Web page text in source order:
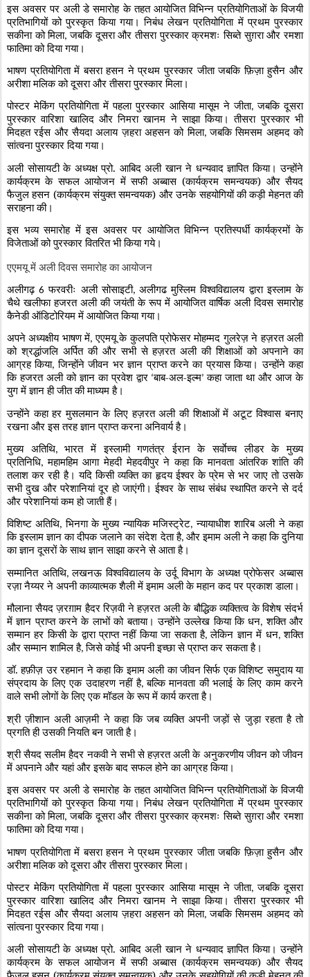
इस अवसर पर अली डे समारोह के तहत आयोजित विभिन्न प्रतियोगिताओं के विजयी
प्रतिभागियों को पुरस्कृत किया गया। निबंध लेखन प्रतियोगिता में प्रथम पुरस्कार
सकीना को मिला,जबकि दूसरा और तीसरा पुरस्कार क्रमशः सिब्ते सुग़रा और रमशा
फातिमा को दिया गया।
भाषण प्रतियोगिता में बसरा हसन ने प्रथम पुरस्कार जीता जबकि फ़िज़ा हुसैन और
अरीशा मलिक को दूसरा और तीसरा पुरस्कार मिला।
पोस्टर मेकिंग प्रतियोगिता में पहला पुरस्कार आसिया मासूम ने जीता,जबकि दूसरा
पुरस्कार वारिशा खालिद और निमरा खानम ने साझा किया। तीसरा पुरस्कार भी
मिदहत रईस और सैयदा अलाय ज़हरा अहसन को मिला,जबकि सिमसम अहमद को
सांत्वना पुरस्कार दिया गया।
अली सोसायटी के अध्यक्ष प्रो. आबिद अली खान ने धन्यवाद ज्ञापित किया। उन्होंने
कार्यक्रम के सफल आयोजन में सफी अब्बास (कार्यक्रम समन्वयक) और सैयद
फैजुल हसन (कार्यक्रम संयुक्त समन्वयक) और उनके सहयोगियों की कड़ी मेहनत की
सराहना की।
इस भव्य समारोह में इस अवसर पर आयोजित विभिन्न प्रतिस्पर्धी कार्यक्रमों के
विजेताओं को पुरस्कार वितरित भी किया गये।
एएमयू में अली दिवस समारोह का आयोजन
अलीगढ़6 फरवरीः अली सोसाइटी,अलीगढ मुस्लिम विश्वविद्यालय द्वारा इस्लाम के
चैथे खलीफा हजरत अली की जयंती के रूप में आयोजित वार्षिक अली दिवस समारोह
कैनेडी ऑडिटोरियम में आयोजित किया गया।
अपने अध्यक्षीय भाषण में,एएमयू के कुलपति प्रोफेसर मोहम्मद गुलरेज़ ने हज़रत अली
को श्रद्धांजलि अर्पित की और सभी से हज़रत अली की शिक्षाओं को अपनाने का
आग्रह किया,जिन्होंने जीवन भर ज्ञान प्राप्त करने का प्रयास किया। उन्होंने कहा
कि हजरत अली को ज्ञान का प्रवेश द्वार ‘बाब-अल-इल्म’कहा जाता था और आज के
युग में ज्ञान ही जीत की माध्यम है।
उन्होंने कहा हर मुसलमान के लिए हज़रत अली की शिक्षाओं में अटूट विश्वास बनाए
रखना और इस तरह ज्ञान प्राप्त करना अनिवार्य है।
मुख्य अतिथि,भारत में इस्लामी गणतंत्र ईरान के सर्वाेच्च लीडर के मुख्य
प्रतिनिधि,महामहिम आगा मेहदी मेहदवीपुर ने कहा कि मानवता आंतरिक शांति की
तलाश कर रही है। यदि किसी व्यक्ति का हृदय ईश्वर के प्रेम से भर जाए तो उसके
सभी दुख और परेशानियां दूर हो जाएंगी। ईश्वर के साथ संबंध स्थापित करने से दर्द
और परेशानियां कम हो जाती हैं।
विशिष्ट अतिथि,भिनगा के मुख्य न्यायिक मजिस्ट्रेट,न्यायाधीश शारिब अली ने कहा
कि इस्लाम ज्ञान का दीपक जलाने का संदेश देता है, और इमाम अली ने कहा कि दुनिया
का ज्ञान दूसरों के साथ ज्ञान साझा करने से आता है।
सम्मानित अतिथि,लखनऊ विश्वविद्यालय के उर्दू विभाग के अध्यक्ष प्रोफेसर अब्बास
रज़ा नैय्यर ने अपनी काव्यात्मक शैली में इमाम अली के महान कद पर प्रकाश डाला।
मौलाना सैयद ज़रग़ाम हैदर रिज़वी ने हज़रत अली के बौद्धिक व्यक्तित्व के विशेष संदर्भ
में ज्ञान प्राप्त करने के लाभों को बताया। उन्होंने उल्लेख किया कि धन,शक्ति और
सम्मान हर किसी के द्वारा प्राप्त नहीं किया जा सकता है,लेकिन ज्ञान में धन,शक्ति
और सम्मान शामिल है,जिसे कोई भी अपनी इच्छा से प्राप्त कर सकता है।
डॉ. हफ़ीज़ उर रहमान ने कहा कि इमाम अली का जीवन सिर्फ एक विशिष्ट समुदाय या
संप्रदाय के लिए एक उदाहरण नहीं है,बल्कि मानवता की भलाई के लिए काम करने
वाले सभी लोगों के लिए एक मॉडल के रूप में कार्य करता है।
श्री ज़ीशान अली आज़मी ने कहा कि जब व्यक्ति अपनी जड़ों से जुड़ा रहता है तो
प्रगति ही उसकी नियति बन जाती है।
श्री सैयद सलीम हैदर नकवी ने सभी से हज़रत अली के अनुकरणीय जीवन को जीवन
में अपनाने और यहां और इसके बाद सफल होने का आग्रह किया।
इस अवसर पर अली डे समारोह के तहत आयोजित विभिन्न प्रतियोगिताओं के विजयी
प्रतिभागियों को पुरस्कृत किया गया। निबंध लेखन प्रतियोगिता में प्रथम पुरस्कार
सकीना को मिला,जबकि दूसरा और तीसरा पुरस्कार क्रमशः सिब्ते सुग़रा और रमशा
फातिमा को दिया गया।
भाषण प्रतियोगिता में बसरा हसन ने प्रथम पुरस्कार जीता जबकि फ़िज़ा हुसैन और
अरीशा मलिक को दूसरा और तीसरा पुरस्कार मिला।
पोस्टर मेकिंग प्रतियोगिता में पहला पुरस्कार आसिया मासूम ने जीता,जबकि दूसरा
पुरस्कार वारिशा खालिद और निमरा खानम ने साझा किया। तीसरा पुरस्कार भी
मिदहत रईस और सैयदा अलाय ज़हरा अहसन को मिला,जबकि सिमसम अहमद को
सांत्वना पुरस्कार दिया गया।
अली सोसायटी के अध्यक्ष प्रो. आबिद अली खान ने धन्यवाद ज्ञापित किया। उन्होंने
कार्यक्रम के सफल आयोजन में सफी अब्बास (कार्यक्रम समन्वयक) और सैयद